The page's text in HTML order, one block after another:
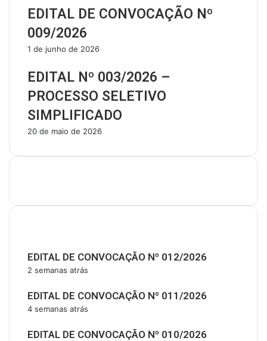
EDITAL DE CONVOCAÇÃO Nº
009/2026
1 de junho de 2026
EDITAL Nº 003/2026 –
PROCESSO SELETIVO
SIMPLIFICADO
20 de maio de 2026
EDITAL DE CONVOCAÇÃO Nº 012/2026
2 semanas atrás
EDITAL DE CONVOCAÇÃO Nº 011/2026
4 semanas atrás
EDITAL DE CONVOCAÇÃO Nº 010/2026